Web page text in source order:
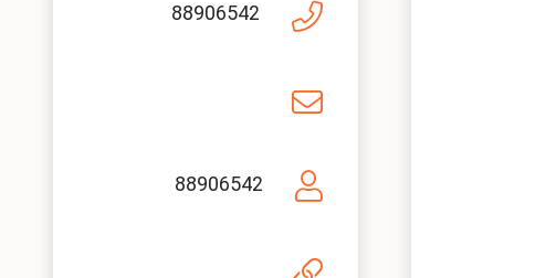
88906542
88906542